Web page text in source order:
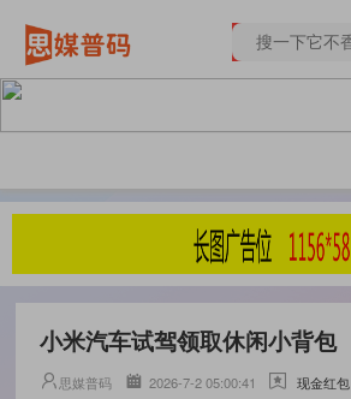
小米汽车试驾领取休闲小背包
思媒普码 2026-7-2 05:00:41 现金红包